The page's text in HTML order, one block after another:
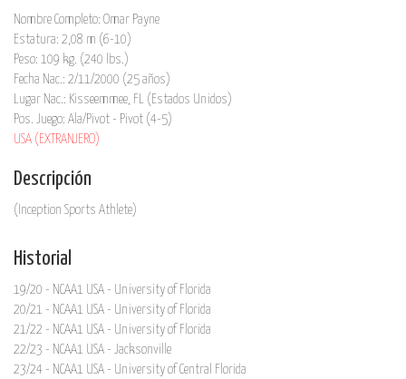
Nombre Completo: Omar Payne
Estatura: 2,08 m (6-10)
Peso: 109 kg. (240 lbs.)
Fecha Nac.: 2/11/2000 (25 años)
Lugar Nac.: Kisseemmee, FL (Estados Unidos)
Pos. Juego: Ala/Pivot - Pivot (4-5)
USA (EXTRANJERO)
Descripción
(Inception Sports Athlete)
Historial
19/20 - NCAA1 USA - University of Florida
20/21 - NCAA1 USA - University of Florida
21/22 - NCAA1 USA - University of Florida
22/23 - NCAA1 USA - Jacksonville
23/24 - NCAA1 USA - University of Central Florida